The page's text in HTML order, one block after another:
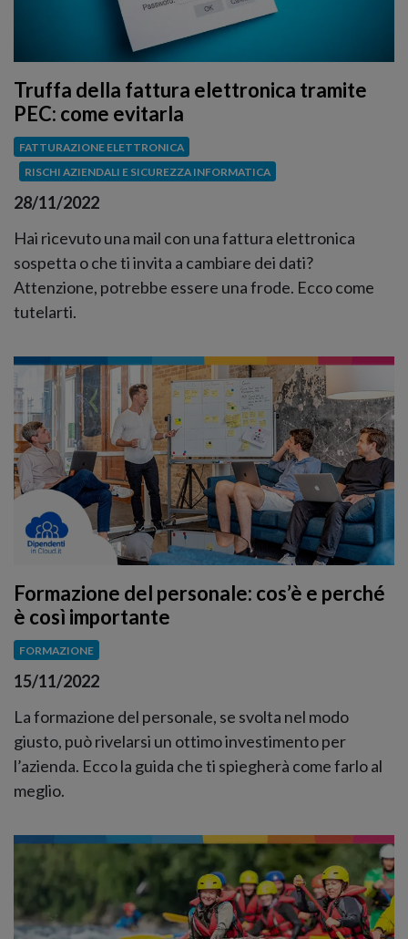
Truffa della fattura elettronica tramite
PEC: come evitarla
FATTURAZIONE ELETTRONICA
RISCHI AZIENDALI E SICUREZZA INFORMATICA
28/11/2022
Hai ricevuto una mail con una fattura elettronica
sospetta o che ti invita a cambiare dei dati?
Attenzione, potrebbe essere una frode. Ecco come
tutelarti.
Formazione del personale: cos’è e perché
è così importante
FORMAZIONE
15/11/2022
La formazione del personale, se svolta nel modo
giusto, può rivelarsi un ottimo investimento per
l’azienda. Ecco la guida che ti spiegherà come farlo al
meglio.